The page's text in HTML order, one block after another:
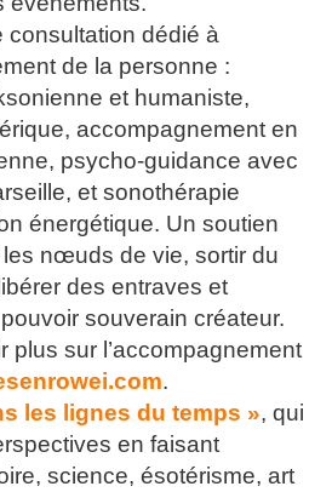
consultation dédié à
de la personne :
et humaniste,
accompagnement en
psycho-guidance avec
et sonothérapie
énergétique. Un soutien
nœuds de vie, sortir du
des entraves et
souverain créateur.
plus sur l’accompagnement
.
les lignes du temps », qui
en faisant
science, ésotérisme, art